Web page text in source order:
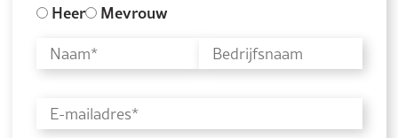
Heer Mevrouw